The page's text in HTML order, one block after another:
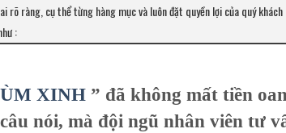
rõ ràng, cụ thể từng hàng mục và luôn đặt quyền lợi của quý
:
XINH ” đã không mất tiền
nói, mà đội ngũ nhân viên tư